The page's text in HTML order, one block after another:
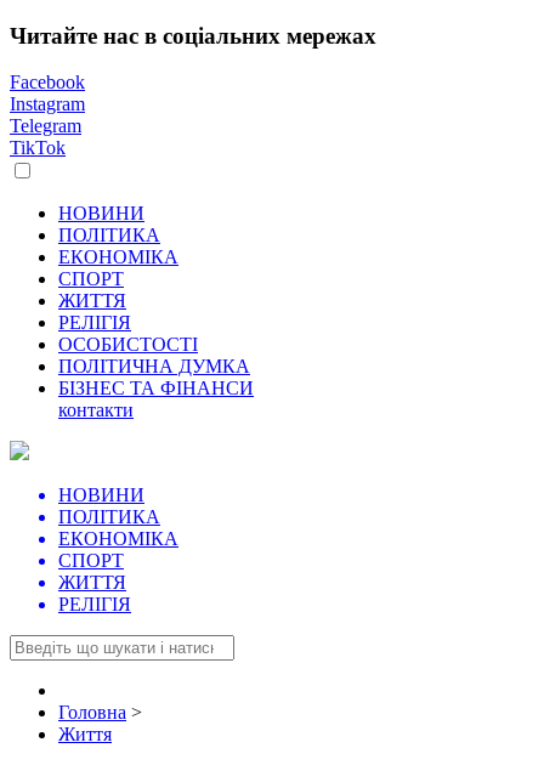
Читайте нас в соціальних мережах
Facebook
Instagram
Telegram
TikTok
НОВИНИ
ПОЛІТИКА
ЕКОНОМІКА
СПОРТ
ЖИТТЯ
РЕЛІГІЯ
ОСОБИСТОСТІ
ПОЛІТИЧНА ДУМКА
БІЗНЕС ТА ФІНАНСИ
контакти
НОВИНИ
ПОЛІТИКА
ЕКОНОМІКА
СПОРТ
ЖИТТЯ
РЕЛІГІЯ
Головна >
Життя